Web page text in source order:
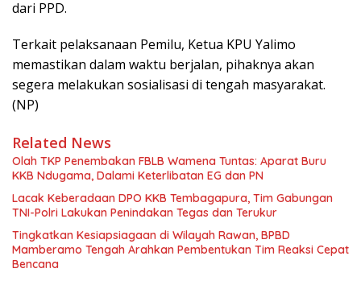
dari PPD.
Terkait pelaksanaan Pemilu, Ketua KPU Yalimo
memastikan dalam waktu berjalan, pihaknya akan
segera melakukan sosialisasi di tengah masyarakat.
(NP)
Related News
Olah TKP Penembakan FBLB Wamena Tuntas: Aparat Buru
KKB Ndugama, Dalami Keterlibatan EG dan PN
Lacak Keberadaan DPO KKB Tembagapura, Tim Gabungan
TNI-Polri Lakukan Penindakan Tegas dan Terukur
Tingkatkan Kesiapsiagaan di Wilayah Rawan, BPBD
Mamberamo Tengah Arahkan Pembentukan Tim Reaksi Cepat
Bencana